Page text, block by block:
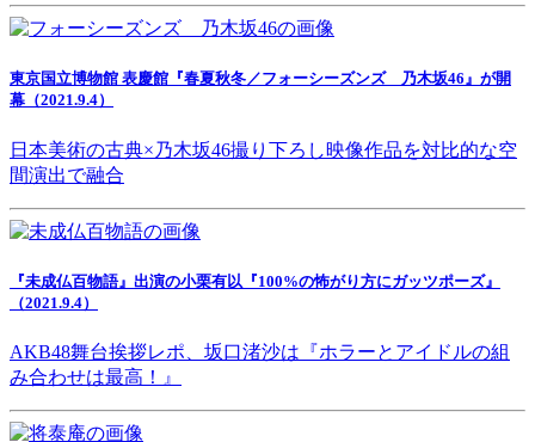
東京国立博物館 表慶館『春夏秋冬／フォーシーズンズ 乃木坂46』が開
幕（2021.9.4）
日本美術の古典×乃木坂46撮り下ろし映像作品を対比的な空
間演出で融合
『未成仏百物語』出演の小栗有以『100%の怖がり方にガッツポーズ』
（2021.9.4）
AKB48舞台挨拶レポ、坂口渚沙は『ホラーとアイドルの組
み合わせは最高！』